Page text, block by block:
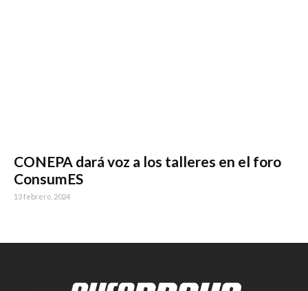
CONEPA dará voz a los talleres en el foro
ConsumES
13 febrero, 2024